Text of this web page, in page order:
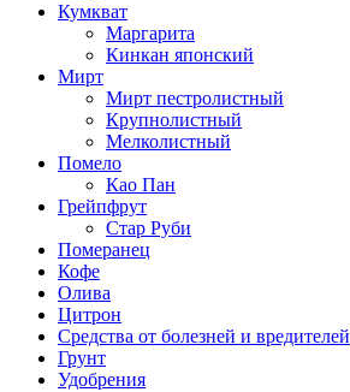
Кумкват
Маргарита
Кинкан японский
Мирт
Мирт пестролистный
Крупнолистный
Мелколистный
Помело
Као Пан
Грейпфрут
Стар Руби
Померанец
Кофе
Олива
Цитрон
Средства от болезней и вредителей
Грунт
Удобрения